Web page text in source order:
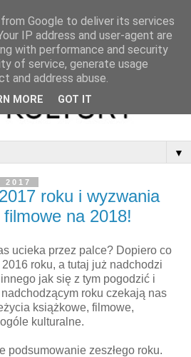
▼
roku i wyzwania
na 2018!
ucieka przez palce? Dopiero co
roku, a tutaj już nadchodzi
jak się z tym pogodzić i
roku czekają nas
książkowe, filmowe,
kulturalne.
podsumowanie zeszłego roku.
Google to deliver its services
IP address and user-agent are
with performance and security
of service, generate usage
and address abuse.
MORE GOT IT